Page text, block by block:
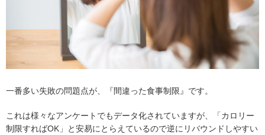
一番多い失敗の問題点が、『間違った食事制限』です。
これは様々なアンケートでもデータ化されていますが、「カロリー
制限すればOK」と安易にとらえているので逆にリバウンドしやすい